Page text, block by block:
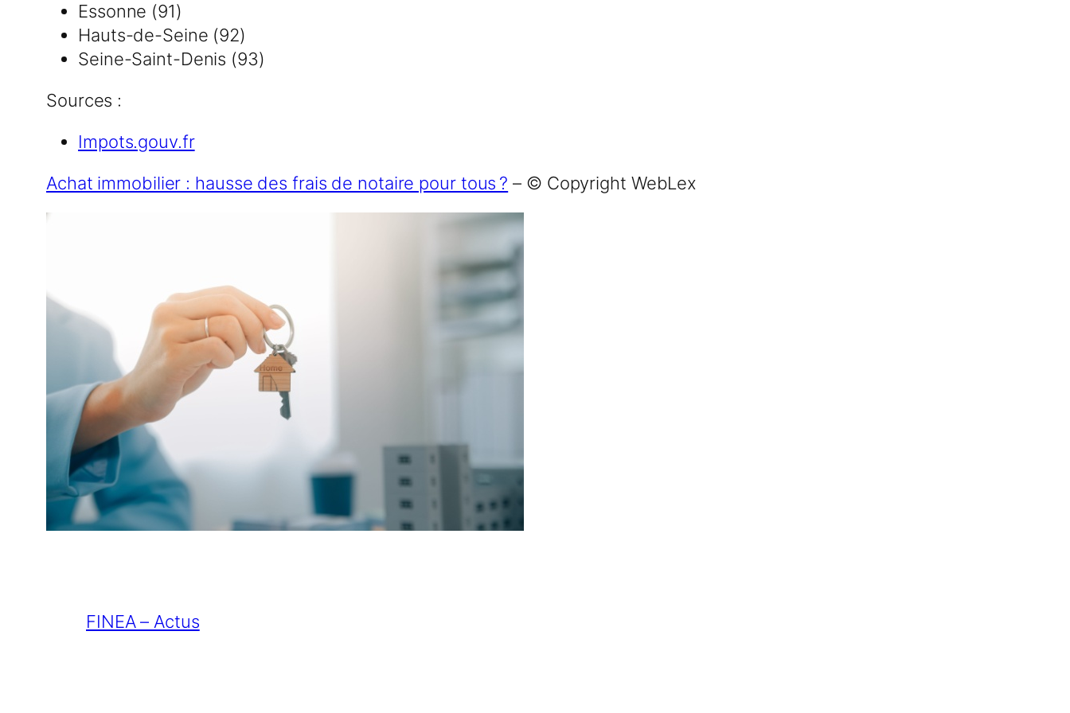
Essonne (91)
Hauts-de-Seine (92)
Seine-Saint-Denis (93)
Sources :
Impots.gouv.fr
Achat immobilier : hausse des frais de notaire pour tous ? – © Copyright WebLex
FINEA – Actus